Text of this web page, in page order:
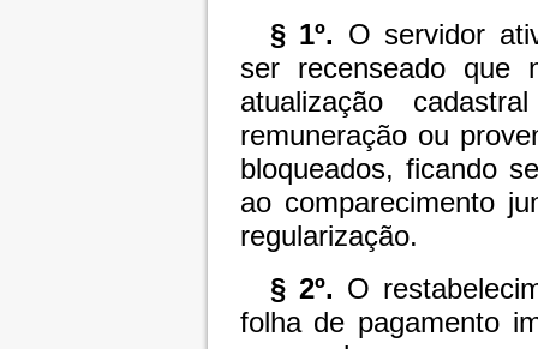
§ 1º. O servidor
ser recenseado que
atualização
remuneração ou
bloqueados, ficando
ao comparecimento
regularização.
§ 2º. O
folha de pagamento